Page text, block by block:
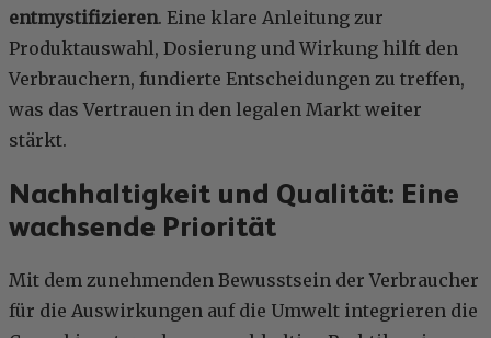
entmystifizieren. Eine klare Anleitung zur
Produktauswahl, Dosierung und Wirkung hilft den
Verbrauchern, fundierte Entscheidungen zu treffen,
was das Vertrauen in den legalen Markt weiter
stärkt.
Nachhaltigkeit und Qualität: Eine
wachsende Priorität
Mit dem zunehmenden Bewusstsein der Verbraucher
für die Auswirkungen auf die Umwelt integrieren die